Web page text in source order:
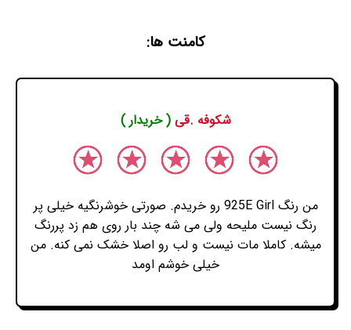
کامنت ها:
شکوفه .قی( خریدار )
من رنگ 925E Girl رو خریدم. صورتی خوشرنگیه خیلی پر
رنگ نیست ملیحه ولی می شه چند بار روی هم زد پررنگ
میشه. کاملا مات نیست و لب رو اصلا خشک نمی کنه. من
خیلی خوشم اومد